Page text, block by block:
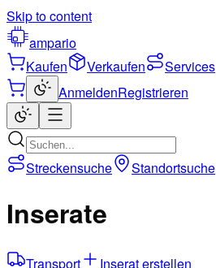
Skip to content
ampario
Kaufen
Verkaufen
Services
AnmeldenRegistrieren
Streckensuche Standortsuche
Inserate
Transport Inserat erstellen